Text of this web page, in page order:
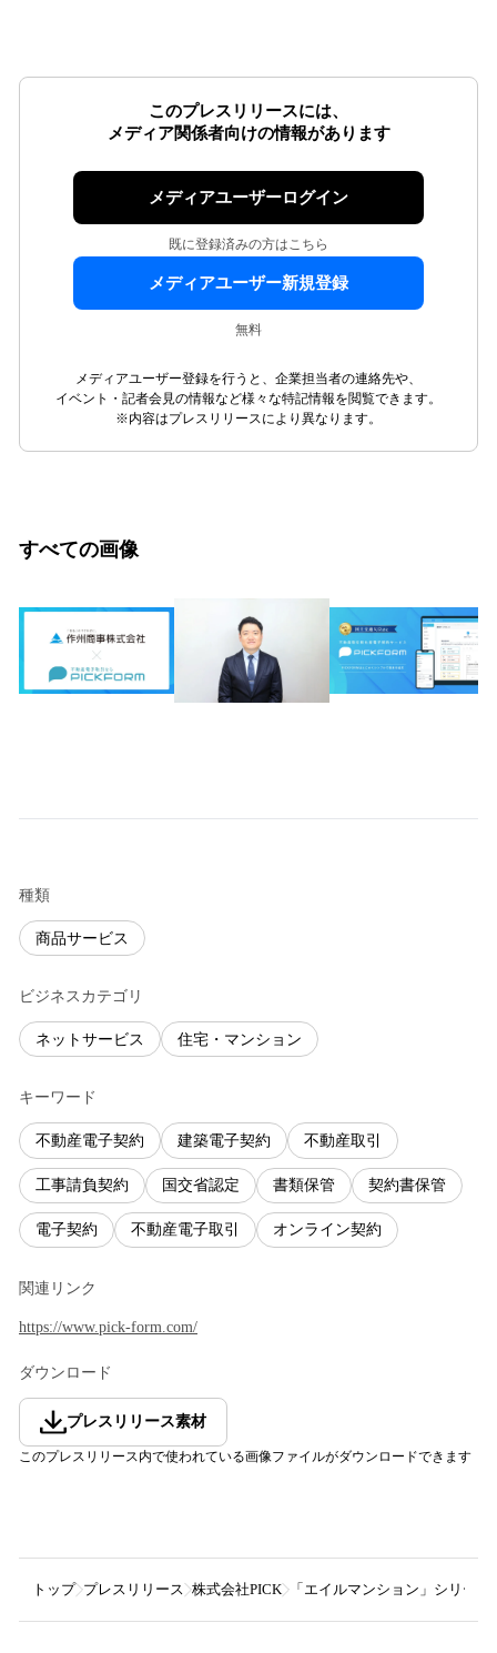
このプレスリリースには、
メディア関係者向けの情報があります
メディアユーザーログイン
既に登録済みの方はこちら
メディアユーザー新規登録
無料
メディアユーザー登録を行うと、企業担当者の連絡先や、
イベント・記者会見の情報など様々な特記情報を閲覧できます。
※内容はプレスリリースにより異なります。
すべての画像
種類
商品サービス
ビジネスカテゴリ
ネットサービス 住宅・マンション
キーワード
不動産電子契約 建築電子契約 不動産取引
工事請負契約 国交省認定 書類保管 契約書保管
電子契約 不動産電子取引 オンライン契約
関連リンク
https://www.pick-form.com/
ダウンロード
プレスリリース素材
このプレスリリース内で使われている画像ファイルがダウンロードできます
トップ プレスリリース 株式会社PICK 「エイルマンション」シリー